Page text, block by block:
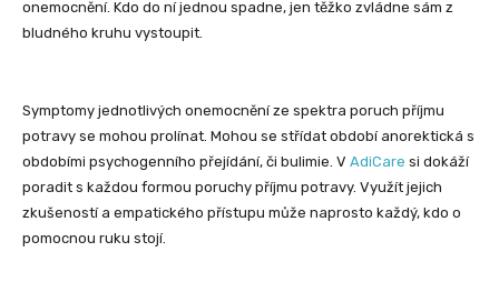
onemocnění. Kdo do ní jednou spadne, jen těžko zvládne sám z
bludného kruhu vystoupit.
Symptomy jednotlivých onemocnění ze spektra poruch příjmu
potravy se mohou prolínat. Mohou se střídat období anorektická s
obdobími psychogenního přejídání, či bulimie. V AdiCare si dokáží
poradit s každou formou poruchy příjmu potravy. Využít jejich
zkušeností a empatického přístupu může naprosto každý, kdo o
pomocnou ruku stojí.